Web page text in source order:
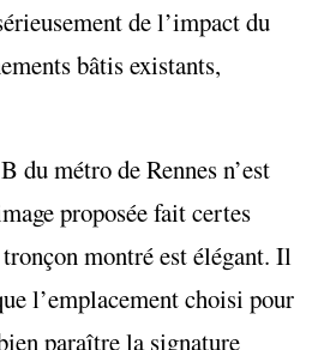
de l’impact du
bâtis existants,
du métro de Rennes n’est
proposée fait certes
montré est élégant. Il
l’emplacement choisi pour
paraître la signature